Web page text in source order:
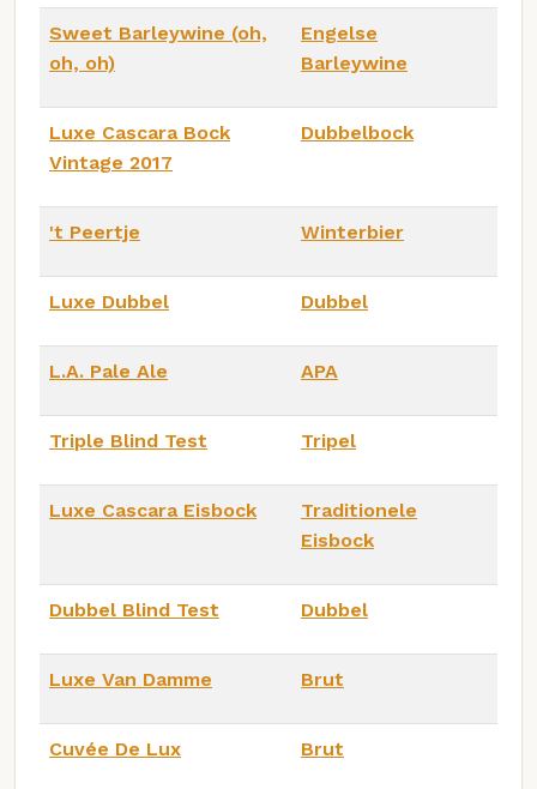
Sweet Barleywine (oh,
oh, oh)
Engelse
Barleywine
Luxe Cascara Bock
Vintage 2017
Dubbelbock
't Peertje Winterbier
Luxe Dubbel Dubbel
L.A. Pale Ale APA
Triple Blind Test Tripel
Luxe Cascara Eisbock
Traditionele
Eisbock
Dubbel Blind Test Dubbel
Luxe Van Damme Brut
Cuvée De Lux Brut